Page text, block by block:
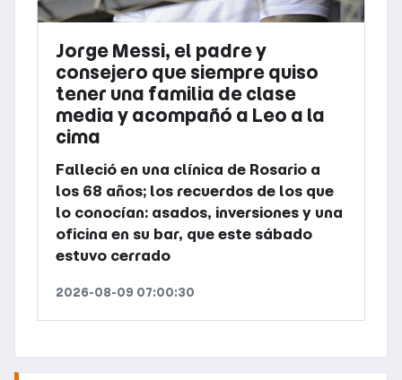
Jorge Messi, el padre y
consejero que siempre quiso
tener una familia de clase
media y acompañó a Leo a la
cima
Falleció en una clínica de Rosario a
los 68 años; los recuerdos de los que
lo conocían: asados, inversiones y una
oficina en su bar, que este sábado
estuvo cerrado
2026-08-09 07:00:30